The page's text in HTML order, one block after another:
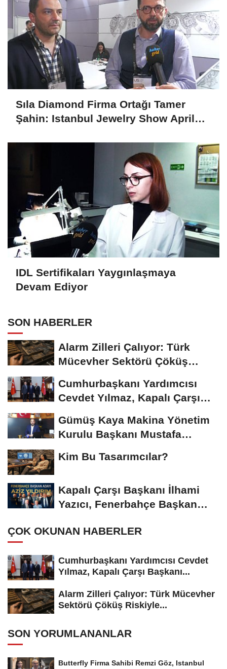
Sıla Diamond Firma Ortağı Tamer
Şahin: Istanbul Jewelry Show April
IDL Sertifikaları Yaygınlaşmaya
Devam Ediyor
SON HABERLER
Alarm Zilleri Çalıyor: Türk
Mücevher Sektörü Çöküş
Cumhurbaşkanı Yardımcısı
Cevdet Yılmaz, Kapalı Çarşı
Gümüş Kaya Makina Yönetim
Kurulu Başkanı Mustafa
Kim Bu Tasarımcılar?
Kapalı Çarşı Başkanı İlhami
Yazıcı, Fenerbahçe Başkan
ÇOK OKUNAN HABERLER
Cumhurbaşkanı Yardımcısı Cevdet
Yılmaz, Kapalı Çarşı Başkanı...
Alarm Zilleri Çalıyor: Türk Mücevher
Sektörü Çöküş Riskiyle...
SON YORUMLANANLAR
Butterfly Firma Sahibi Remzi Göz, Istanbul